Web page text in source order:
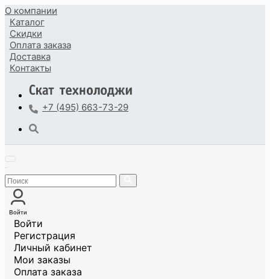
О компании
Каталог
Скидки
Оплата заказа
Доставка
Контакты
+7 (495) 663-73-29
Войти
Войти
Регистрация
Личный кабинет
Мои заказы
Оплата заказа